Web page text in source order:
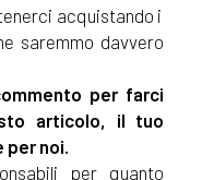
volume
acquistando i
saremmo davvero
per farci
articolo, il tuo
noi.
per quanto